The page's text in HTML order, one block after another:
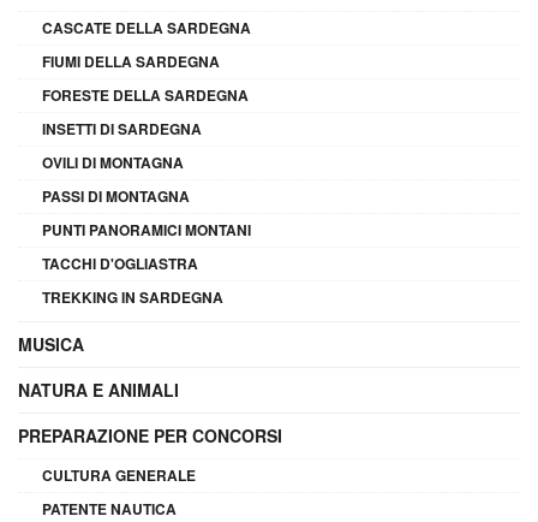
CASCATE DELLA SARDEGNA
FIUMI DELLA SARDEGNA
FORESTE DELLA SARDEGNA
INSETTI DI SARDEGNA
OVILI DI MONTAGNA
PASSI DI MONTAGNA
PUNTI PANORAMICI MONTANI
TACCHI D'OGLIASTRA
TREKKING IN SARDEGNA
MUSICA
NATURA E ANIMALI
PREPARAZIONE PER CONCORSI
CULTURA GENERALE
PATENTE NAUTICA